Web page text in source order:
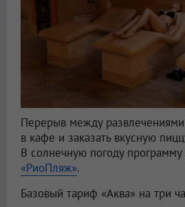
Перерыв между
в кафе и заказать вкусную
В солнечную погоду
«РиоПляж».
Базовый тариф «Аква» на три